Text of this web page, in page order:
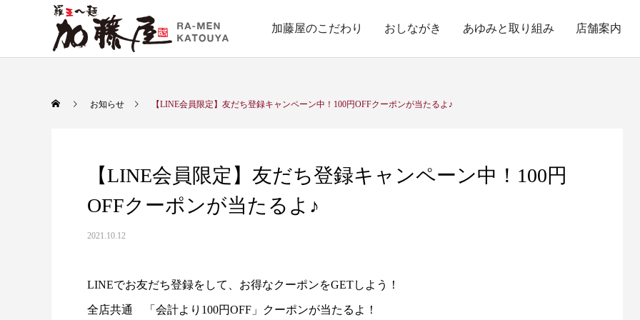
加藤屋のこだわり おしながき あゆみと取り組み 店舗案内
お知らせ 【LINE会員限定】友だち登録キャンペーン中！100円OFFクーポンが当たるよ♪
【LINE会員限定】友だち登録キャンペーン中！100円
OFFクーポンが当たるよ♪
2021.10.12
LINEでお友だち登録をして、お得なクーポンをGETしよう！
全店共通 「会計より100円OFF」クーポンが当たるよ！